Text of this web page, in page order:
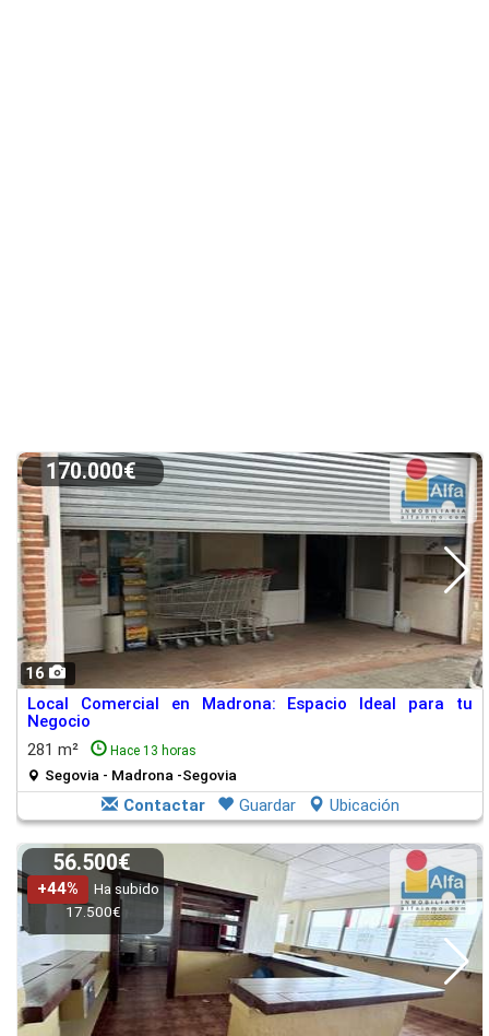
16
170.000€
Local Comercial en Madrona: Espacio Ideal para tu
Negocio
281 m²
Hace 13 horas
Segovia - Madrona -Segovia
Contactar Guardar Ubicación
56.500€
+44%
Ha subido
17.500€